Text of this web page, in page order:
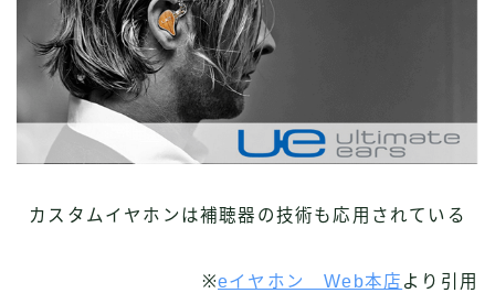
カスタムイヤホンは補聴器の技術も応用されている
※eイヤホン Web本店 より引用